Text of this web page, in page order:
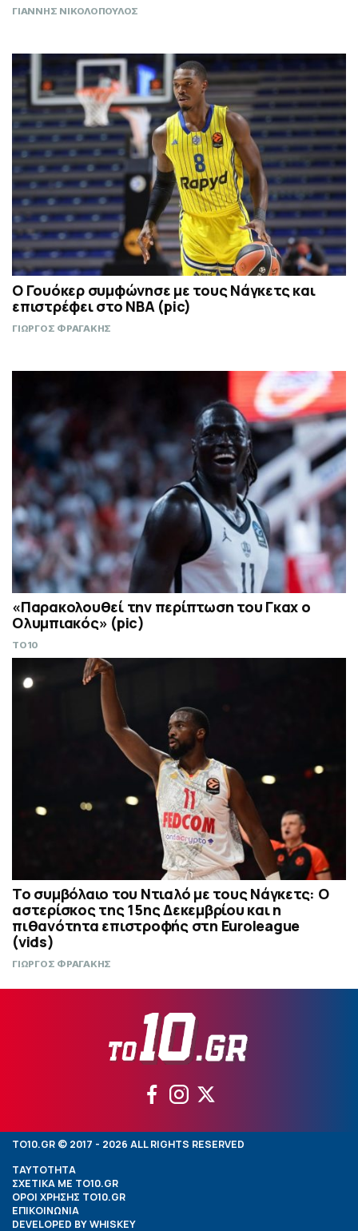
ΓΙΑΝΝΗΣ ΝΙΚΟΛΟΠΟΥΛΟΣ
Ο Γουόκερ συμφώνησε με τους Νάγκετς και
επιστρέφει στο NBA (pic)
ΓΙΩΡΓΟΣ ΦΡΑΓΑΚΗΣ
«Παρακολουθεί την περίπτωση του Γκαχ ο
Ολυμπιακός» (pic)
TO10
Το συμβόλαιο του Ντιαλό με τους Νάγκετς: Ο
αστερίσκος της 15ης Δεκεμβρίου και η
πιθανότητα επιστροφής στη Euroleague
(vids)
ΓΙΩΡΓΟΣ ΦΡΑΓΑΚΗΣ
TO10.GR © 2017 - 2026 ALL RIGHTS RESERVED
ΤΑΥΤΟΤΗΤΑ
ΣΧΕΤΙΚΑ ΜΕ TO10.GR
ΟΡΟΙ ΧΡΗΣΗΣ TO10.GR
ΕΠΙΚΟΙΝΩΝΙΑ
DEVELOPED BYWHISKEY